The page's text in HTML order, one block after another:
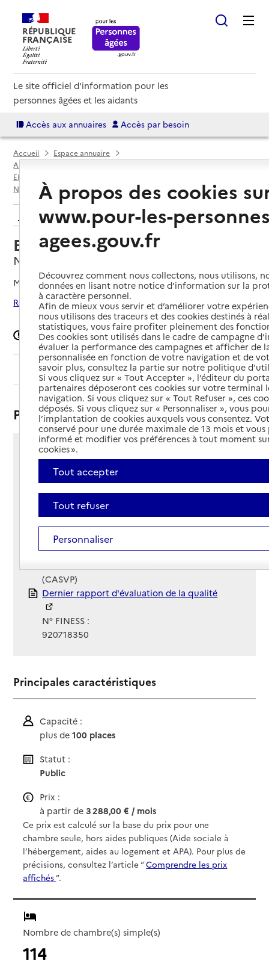
RÉPUBLIQUE
FRANÇAISE
Le site officiel d'information pour les
personnes âgées et les aidants
Accès aux annuaires Accès par besoin
Accueil
Espace annuaire
Annuaire EHPAD et maisons de retraite
EHPAD par département
Neuilly-sur-Seine
EHPAD Galignani
Retour aux résultats de l'annuaire
EHPAD Galignani
Neuilly-sur-Seine, HAUTS-DE-SEINE
Mis à jour le11/05/2026
Rechercher les établissements autour de Neuilly-sur-Seine
Signaler une erreur
Sommaire
Présentation
89 boulevard Bineau
92200 - Neuilly-sur-Seine
Voir itinéraire
Téléphone :
01 47 45 25 44
Contact
Site Internet
Site internet non renseigné
Gestionnaire :
(CASVP)
Rapport HAS
Dernier rapport d'évaluation de la qualité
N° FINESS :
920718350
Principales caractéristiques
Capacité :
plus de100 places
Statut :
Public
Prix :
à partir de3 288,00 € / mois
Ce prix est calculé sur la base du prix pour une
chambre seule, hors aides publiques (Aide sociale à
l’hébergement, aides au logement et APA). Pour plus de
précisions, consultez l’article “Comprendre les prix
affichés”.
Nombre de chambre(s) simple(s)
114
À propos des cookies
www.pour-les-
agees.gouv.fr
Découvrez comment nous collectons, nous utilisons,
données en lisant notre notice d’information sur la
à caractère personnel.
Afin de mieux vous servir et d’améliorer votre
nous utilisons des traceurs et des cookies destinés à
statistiques, vous faire profiter pleinement des
Des cookies sont utilisés dans le cadre de campagne
évaluer la performance des campagnes et afficher de
personnalisée en fonction de votre navigation et de
savoir plus, consultez la partie sur notre politique
Si vous cliquez sur « Tout Accepter », l’éditeur du
partenaires déposeront ces cookies sur votre terminal
navigation. Si vous cliquez sur « Tout Refuser », ces
déposés. Si vous cliquez sur « Personnaliser », vous
l’implantation de cookies auxquels vous consentez.
conservé pour une durée maximale de 13 mois et
informé et modifier vos préférences à tout moment
cookies ».
Tout accepter
Tout refuser
Personnaliser